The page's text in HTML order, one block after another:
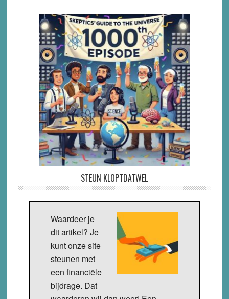
STEUN KLOPTDATWEL
Waardeer je
dit artikel? Je
kunt onze site
steunen met
een financiële
bijdrage. Dat